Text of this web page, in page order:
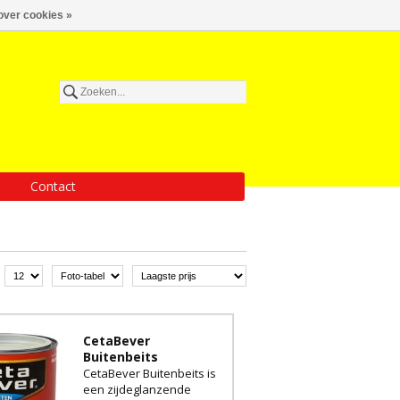
Contact
CetaBever
Buitenbeits
CetaBever Buitenbeits is
een zijdeglanzende
cookies »